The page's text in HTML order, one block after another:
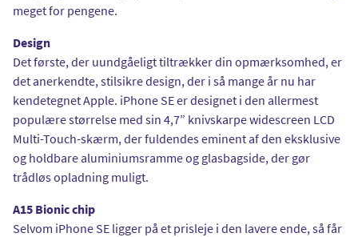
meget for pengene.
Design
Det første, der uundgåeligt tiltrækker din opmærksomhed, er
det anerkendte, stilsikre design, der i så mange år nu har
kendetegnet Apple. iPhone SE er designet i den allermest
populære størrelse med sin 4,7” knivskarpe widescreen LCD
Multi-Touch-skærm, der fuldendes eminent af den eksklusive
og holdbare aluminiumsramme og glasbagside, der gør
trådløs opladning muligt.
A15 Bionic chip
Selvom iPhone SE ligger på et prisleje i den lavere ende, så får